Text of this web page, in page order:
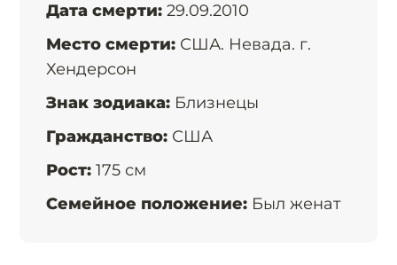
Дата cмерти: 29.09.2010
Место смерти: США. Невада. г.
Хендерсон
Знак зодиака: Близнецы
Гражданство: США
Рост: 175 см
Семейное положение: Был женат